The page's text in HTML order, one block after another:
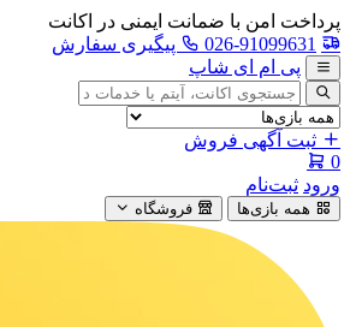
پرداخت امن با ضمانت ایمنی در اکانت
026-91099631
پیگیری سفارش
پی ام ای شاپ
جستجوی
آگهی
ثبت آگهی فروش
0
ورود ثبت‌نام
همه بازی‌ها فروشگاه